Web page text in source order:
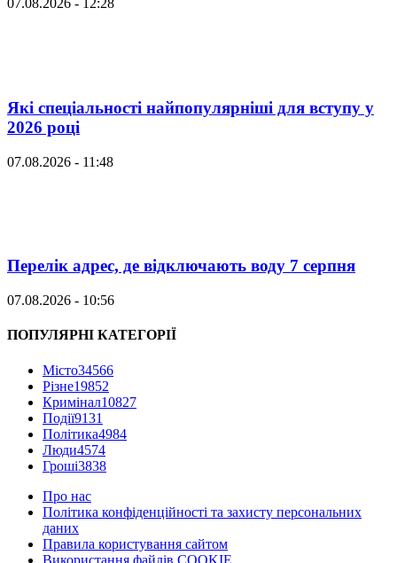
07.08.2026 - 12:28
Які спеціальності найпопулярніші для вступу у
2026 році
07.08.2026 - 11:48
Перелік адрес, де відключають воду 7 серпня
07.08.2026 - 10:56
ПОПУЛЯРНІ КАТЕГОРІЇ
Місто34566
Різне19852
Кримінал10827
Події9131
Політика4984
Люди4574
Гроші3838
Про нас
Політика конфіденційності та захисту персональних
даних
Правила користування сайтом
Використання файлів COOKIE